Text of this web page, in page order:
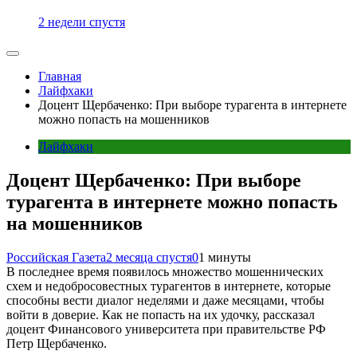
2 недели спустя
Главная
Лайфхаки
Доцент Щербаченко: При выборе турагента в интернете
можно попасть на мошенников
Лайфхаки
Доцент Щербаченко: При выборе
турагента в интернете можно попасть
на мошенников
Российская Газета2 месяца спустя01 минуты
В последнее время появилось множество мошеннических
схем и недобросовестных турагентов в интернете, которые
способны вести диалог неделями и даже месяцами, чтобы
войти в доверие. Как не попасть на их удочку, рассказал
доцент Финансового университета при правительстве РФ
Петр Щербаченко.